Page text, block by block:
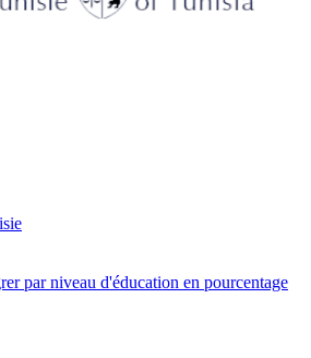
par niveau d'éducation en pourcentage